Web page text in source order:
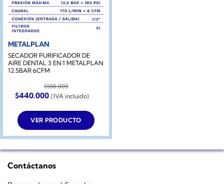
METALPLAN
SECADOR PURIFICADOR DE
AIRE DENTAL 3 EN 1 METALPLAN
12.5BAR 6CFM
$550.000
El
precio
original
era:
$550.000.
$440.000El
precio
actual
es:
$440.000.
(IVA incluido)
VER PRODUCTO
Contáctanos